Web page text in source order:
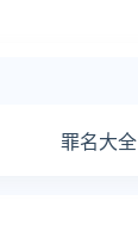
罪名大全